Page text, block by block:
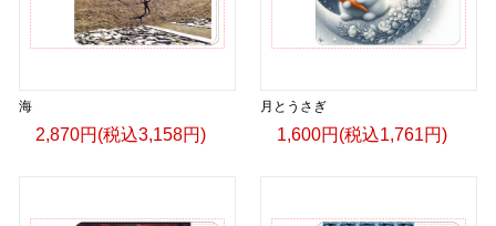
海
2,870円(税込3,158円)
月とうさぎ
1,600円(税込1,761円)